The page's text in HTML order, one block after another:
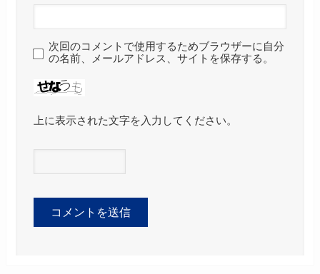
次回のコメントで使用するためブラウザーに自分
の名前、メールアドレス、サイトを保存する。
上に表示された文字を入力してください。